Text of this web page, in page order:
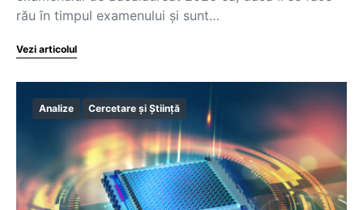
rău în timpul examenului și sunt…
Vezi articolul
Analize Cercetare și Știință